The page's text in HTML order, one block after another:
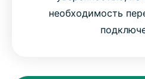
необходимость